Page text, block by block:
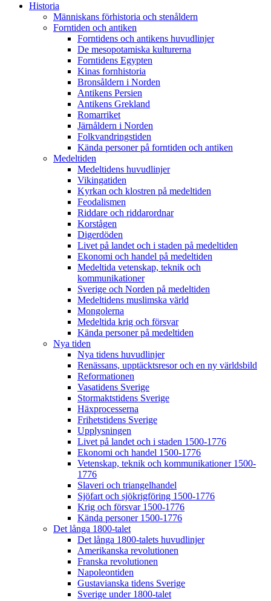
Historia
Människans förhistoria och stenåldern
Forntiden och antiken
Forntidens och antikens huvudlinjer
De mesopotamiska kulturerna
Forntidens Egypten
Kinas fornhistoria
Bronsåldern i Norden
Antikens Persien
Antikens Grekland
Romarriket
Järnåldern i Norden
Folkvandringstiden
Kända personer på forntiden och antiken
Medeltiden
Medeltidens huvudlinjer
Vikingatiden
Kyrkan och klostren på medeltiden
Feodalismen
Riddare och riddarordnar
Korstågen
Digerdöden
Livet på landet och i staden på medeltiden
Ekonomi och handel på medeltiden
Medeltida vetenskap, teknik och
kommunikationer
Sverige och Norden på medeltiden
Medeltidens muslimska värld
Mongolerna
Medeltida krig och försvar
Kända personer på medeltiden
Nya tiden
Nya tidens huvudlinjer
Renässans, upptäcktsresor och en ny världsbild
Reformationen
Vasatidens Sverige
Stormaktstidens Sverige
Häxprocesserna
Frihetstidens Sverige
Upplysningen
Livet på landet och i staden 1500-1776
Ekonomi och handel 1500-1776
Vetenskap, teknik och kommunikationer 1500-
1776
Slaveri och triangelhandel
Sjöfart och sjökrigföring 1500-1776
Krig och försvar 1500-1776
Kända personer 1500-1776
Det långa 1800-talet
Det långa 1800-talets huvudlinjer
Amerikanska revolutionen
Franska revolutionen
Napoleontiden
Gustavianska tidens Sverige
Sverige under 1800-talet